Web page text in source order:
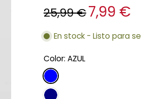
25,99 €7,99 €
En stock - Listo para
Color: AZUL